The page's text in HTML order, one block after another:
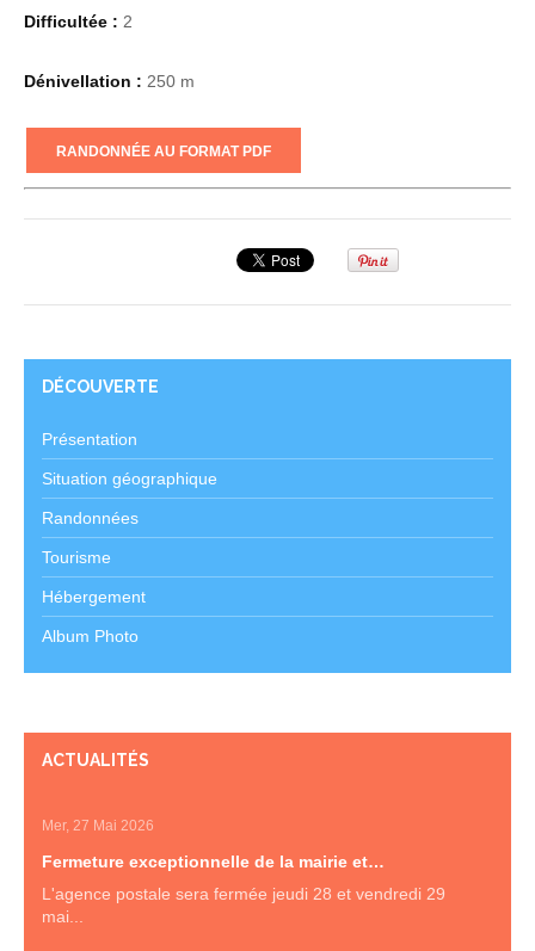
Difficultée : 2
Dénivellation : 250 m
RANDONNÉE AU FORMAT PDF
DÉCOUVERTE
Présentation
Situation géographique
Randonnées
Tourisme
Hébergement
Album Photo
ACTUALITÉS
Mer, 27 Mai 2026
Fermeture exceptionnelle de la mairie et…
L'agence postale sera fermée jeudi 28 et vendredi 29
mai...